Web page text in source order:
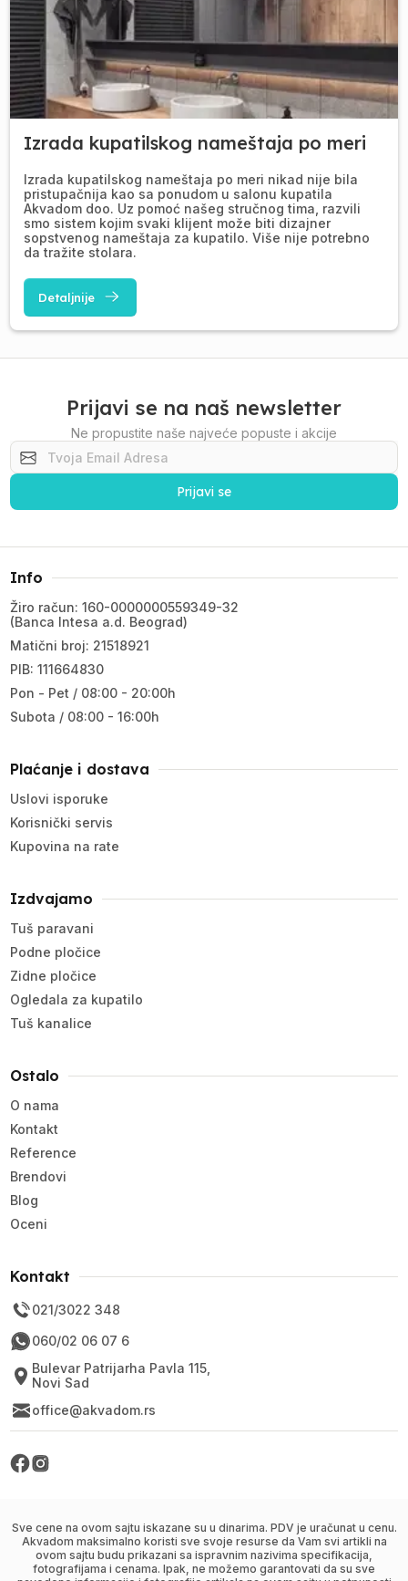
Izrada kupatilskog nameštaja po meri
Izrada kupatilskog nameštaja po meri nikad nije bila
pristupačnija kao sa ponudom u salonu kupatila
Akvadom doo. Uz pomoć našeg stručnog tima, razvili
smo sistem kojim svaki klijent može biti dizajner
sopstvenog nameštaja za kupatilo. Više nije potrebno
da tražite stolara.
Detaljnije
Prijavi se na naš newsletter
Ne propustite naše najveće popuste i akcije
Prijavi se
Info
Žiro račun: 160-0000000559349-32
(Banca Intesa a.d. Beograd)
Matični broj: 21518921
PIB: 111664830
Pon - Pet / 08:00 - 20:00h
Subota / 08:00 - 16:00h
Plaćanje i dostava
Uslovi isporuke
Korisnički servis
Kupovina na rate
Izdvajamo
Tuš paravani
Podne pločice
Zidne pločice
Ogledala za kupatilo
Tuš kanalice
Ostalo
O nama
Kontakt
Reference
Brendovi
Blog
Oceni
Kontakt
021/3022 348
060/02 06 07 6
Bulevar Patrijarha Pavla 115,
Novi Sad
office@akvadom.rs
Sve cene na ovom sajtu iskazane su u dinarima. PDV je uračunat u cenu.
Akvadom maksimalno koristi sve svoje resurse da Vam svi artikli na
ovom sajtu budu prikazani sa ispravnim nazivima specifikacija,
fotografijama i cenama. Ipak, ne možemo garantovati da su sve